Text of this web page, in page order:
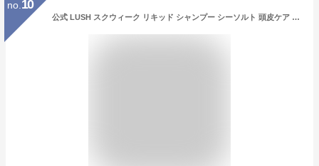
no. 10
公式 LUSH スクウィーク リキッド シャンプー シーソルト 頭皮ケア 皮脂 ベタつき 頭皮 スッキリ 爽快感 フルーティ トロピカル いい 香り ノンシリコン 自然派 ヴィーガン プレゼント ギフト ラッシュ